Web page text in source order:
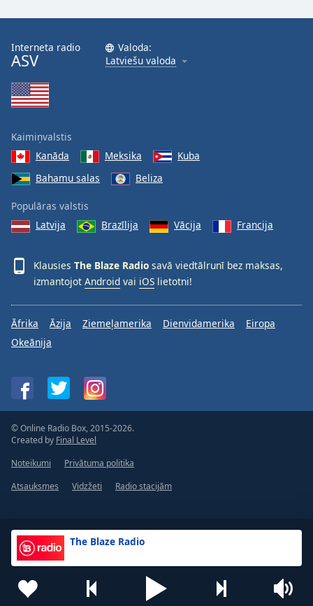
The Blaze Radio
Interneta radio
ASV
Valoda:
Latviešu valoda
Kaimiņvalstis
Kanāda
Meksika
Kuba
Bahamu salas
Beliza
Populāras valstis
Latvija
Brazīlija Vācija Francija
Klausies The Blaze Radio savā viedtālrunī bez maksas,
izmantojot Android vai iOS lietotni!
Āfrika Āzija Ziemeļamerika Dienvidamerika
Eiropa
Okeānija
© Online Radio Box, 2015-2026.
Created by Final Level
Noteikumi
Privātuma politika
Atsauksmes
Vidzžeti Radio stacijām